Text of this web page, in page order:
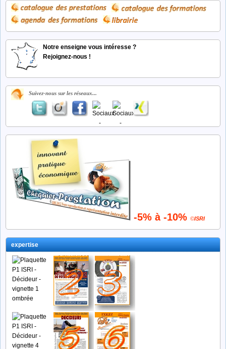
Notre enseigne vous intéresse ?
Rejoignez-nous !
Suivez-nous sur les réseaux...
-5% à -10% ©ISRI
expertise